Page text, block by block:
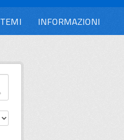
TEMI INFORMAZIONI